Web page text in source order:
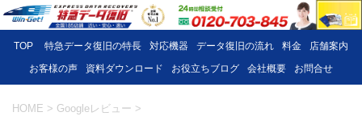
TOP 特急データ復旧の特長 対応機器 データ復旧の流れ 料金
店舗案内
お客様の声
資料ダウンロード お役立ちブログ 会社概要 お問合せ
HOME > Googleレビュー >